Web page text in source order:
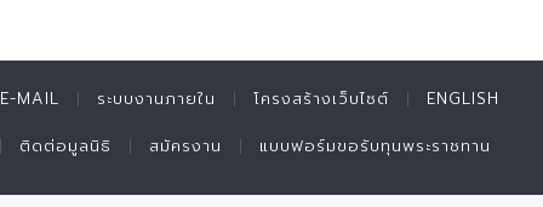
E-MAIL ระบบงานภายใน โครงสร้างเว็บไซต์ ENGLISH
ติดต่อมูลนิธิ สมัครงาน แบบฟอร์มขอรับทุนพระราชทาน